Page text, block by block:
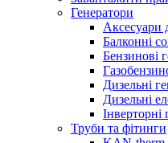
Генератори
Аксесуари
Балконні
Бензинові
Дизельні
Дизельні
Інверторні
Труби та фітинги